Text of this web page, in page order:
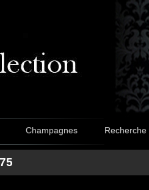
Champagnes Recherche